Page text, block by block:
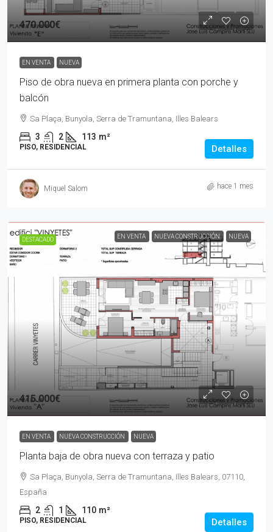
470.000€
EN VENTA NUEVA
Piso de obra nueva en primera planta con porche y
balcón
Sa Plaça, Bunyola, Serra de Tramuntana, Illes Balears
3 2 113 m²
PISO, RESIDENCIAL Detalles
Miquel Salom hace 1 mes
DESTACADO EN VENTA NUEVA CONSTRUCCIÓN NUEVA
415.000€
EN VENTA NUEVA CONSTRUCCIÓN NUEVA
Planta baja de obra nueva con terraza y patio
Sa Plaça, Bunyola, Serra de Tramuntana, Illes Balears, 07110,
España
2 1 110 m²
PISO, RESIDENCIAL Detalles